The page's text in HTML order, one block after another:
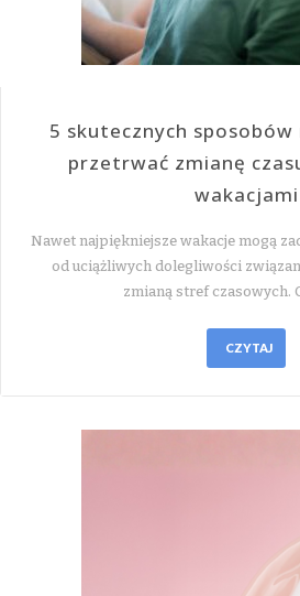
5 skutecznych
przetrwać zmianę
wakacjami
Nawet najpiękniejsze wakacje mogą
od uciążliwych dolegliwości
zmianą stref czasowych.
CZYTAJ